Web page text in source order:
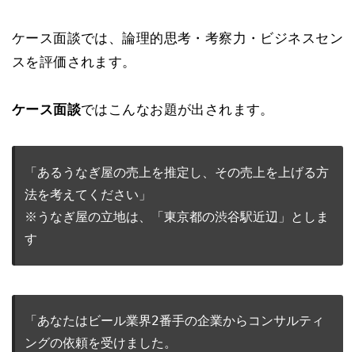
ケース面談では、論理的思考・考察力・ビジネスセン
スを評価されます。
ケース面談ではこんなお題が出されます。
「あるうなぎ屋の売上を推定し、その売上を上げる方
法を考えてください」
※うなぎ屋の立地は、「東京都の渋谷駅近辺」としま
す
「あなたはビール業界2番手の企業からコンサルティ
ングの依頼を受けました。